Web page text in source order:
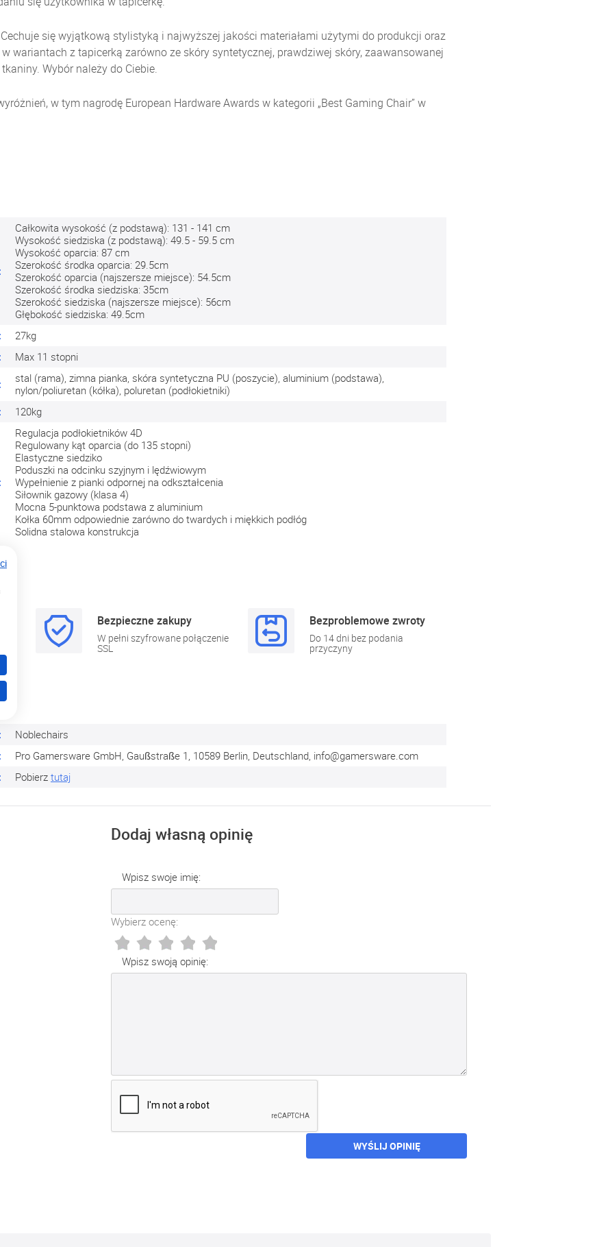
się wyjątkową stylistyką i najwyższej jakości materiałami użytymi do produkcji oraz
wariantach z tapicerką zarówno ze skóry syntetycznej, prawdziwej skóry, zaawansowanej
Wybór należy do Ciebie.
w tym nagrodę European Hardware Awards w kategorii „Best Gaming Chair” w
Całkowita wysokość (z podstawą): 131 - 141 cm
Wysokość siedziska (z podstawą): 49.5 - 59.5 cm
Wysokość oparcia: 87 cm
Szerokość środka oparcia: 29.5cm
Szerokość oparcia (najszersze miejsce): 54.5cm
Szerokość środka siedziska: 35cm
Szerokość siedziska (najszersze miejsce): 56cm
Głębokość siedziska: 49.5cm
27kg
Max 11 stopni
stal (rama), zimna pianka, skóra syntetyczna PU (poszycie), aluminium (podstawa),
nylon/poliuretan (kółka), poluretan (podłokietniki)
120kg
Regulacja podłokietników 4D
Regulowany kąt oparcia (do 135 stopni)
Elastyczne siedziko
Poduszki na odcinku szyjnym i lędźwiowym
Wypełnienie z pianki odpornej na odkształcenia
Siłownik gazowy (klasa 4)
Mocna 5-punktowa podstawa z aluminium
Kołka 60mm odpowiednie zarówno do twardych i miękkich podłóg
Solidna stalowa konstrukcja
Bezpieczne zakupy
W pełni szyfrowane połączenie
SSL
Bezproblemowe zwroty
Do 14 dni bez podania
przyczyny
Noblechairs
Pro Gamersware GmbH, Gaußstraße 1, 10589 Berlin, Deutschland, info@gamersware.com
Pobierz tutaj
Dodaj własną opinię
Wpisz swoje imię:
Wybierz ocenę:
Wpisz swoją opinię:
WYŚLIJ OPINIĘ